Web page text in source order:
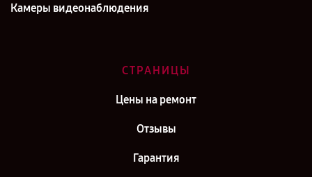
Камеры видеонаблюдения
СТРАНИЦЫ
Цены на ремонт
Отзывы
Гарантия